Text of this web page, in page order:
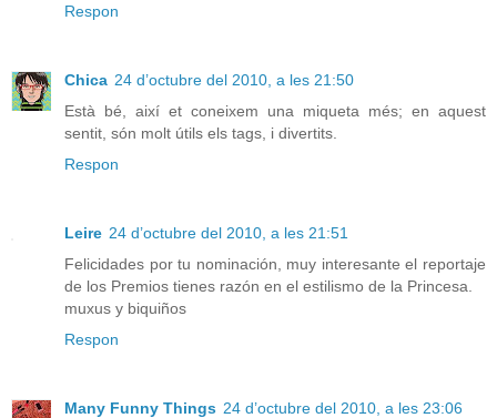
Respon
Chica 24 d’octubre del 2010, a les 21:50
Està bé, així et coneixem una miqueta més; en aquest
sentit, són molt útils els tags, i divertits.
Respon
Leire 24 d’octubre del 2010, a les 21:51
Felicidades por tu nominación, muy interesante el reportaje
de los Premios tienes razón en el estilismo de la Princesa.
muxus y biquiños
Respon
Many Funny Things 24 d’octubre del 2010, a les 23:06